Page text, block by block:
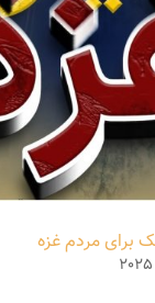
برای مردم غزه